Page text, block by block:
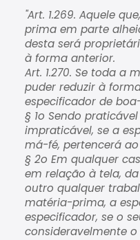
"Art. 1.269. Aquele
prima em parte
desta será
à forma anterior.
Art. 1.270. Se toda a
puder reduzir à
especificador de
§ 1o Sendo
impraticável, se a
má-fé, pertencerá
§ 2o Em qualquer
em relação à tela,
outro qualquer
matéria-prima, a
especificador, se o
consideravelmente